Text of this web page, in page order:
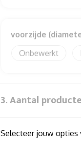
voorzijde
Onbewerkt
3. Aantal
Selecteer jouw opties